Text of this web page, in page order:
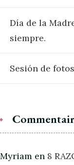
Día de la
siempre.
Sesión de
Myriam en 8